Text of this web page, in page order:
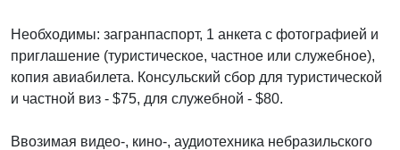
Необходимы: загранпаспорт, 1 анкета с фотографией и
приглашение (туристическое, частное или служебное),
копия авиабилета. Консульский сбор для туристической
и частной виз - $75, для служебной - $80.
Ввозимая видео-, кино-, аудиотехника небразильского